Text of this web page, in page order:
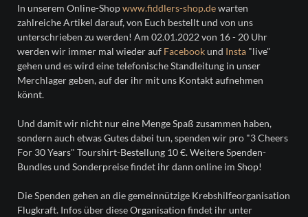
In unserem Online-Shopwww.fiddlers-shop.dewarten
zahlreiche Artikel darauf, von Euch bestellt und von uns
unterschrieben zu werden! Am 02.01.2022 von 16 - 20 Uhr
werden wir immer mal wieder auf Facebookund Insta"live"
gehen und es wird eine telefonische Standleitung in unser
Merchlager geben, auf der ihr mit uns Kontakt aufnehmen
könnt.
Und damit wir nicht nur eine Menge Spaß zusammen haben,
sondern auch etwas Gutes dabei tun, spenden wir pro "3 Cheers
For 30 Years" Tourshirt-Bestellung 10 €. Weitere Spenden-
Bundles und Sonderpreise findet ihr dann online im Shop!
Die Spenden gehen an die gemeinnützige Krebshilfeorganisation
Flugkraft. Infos über diese Organisation findet ihr unter